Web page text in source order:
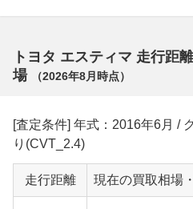
トヨタ エスティマ 走行距
場
（2026年8月 時点）
[査定条件] 年式：2016年6月 /
り(CVT_2.4)
走行距離 現在の買取相場